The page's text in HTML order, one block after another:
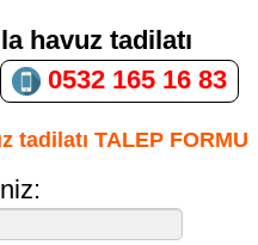
havuz tadilatı
0532 165 16 83
tadilatı TALEP FORMU